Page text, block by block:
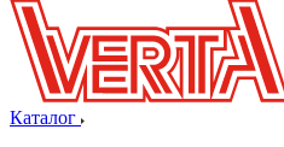
Каталог